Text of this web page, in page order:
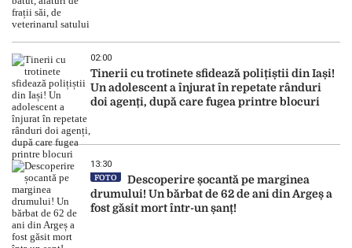
02:00
Tinerii cu trotinete sfidează polițiștii din Iași!
Un adolescent a înjurat în repetate rânduri
doi agenți, după care fugea printre blocuri
13:30
FOTO
Descoperire șocantă pe marginea
drumului! Un bărbat de 62 de ani din Argeș a
fost găsit mort într-un șanț!